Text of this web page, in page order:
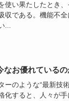
使い果たしたとき
収である。機能不
...
なお優れているの
のような“最新技
化すると、人々が